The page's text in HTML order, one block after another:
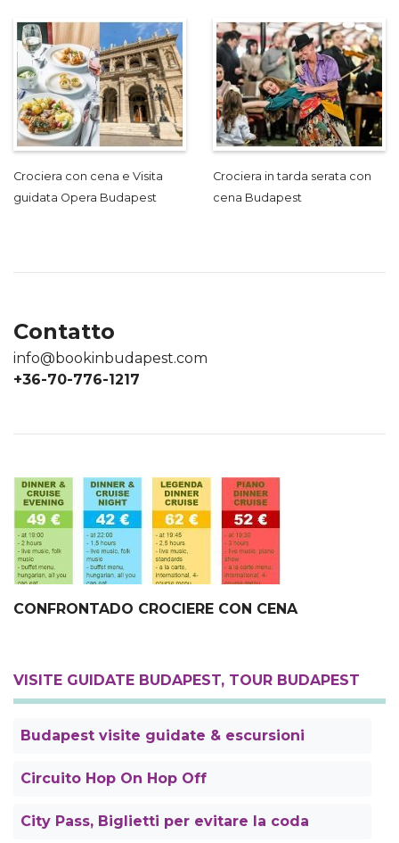
Crociera con cena e Visita
guidata Opera Budapest
Crociera in tarda serata con
cena Budapest
Contatto
info@bookinbudapest.com
+36-70-776-1217
CONFRONTADO CROCIERE CON CENA
VISITE GUIDATE BUDAPEST, TOUR BUDAPEST
Budapest visite guidate & escursioni
Circuito Hop On Hop Off
City Pass, Biglietti per evitare la coda